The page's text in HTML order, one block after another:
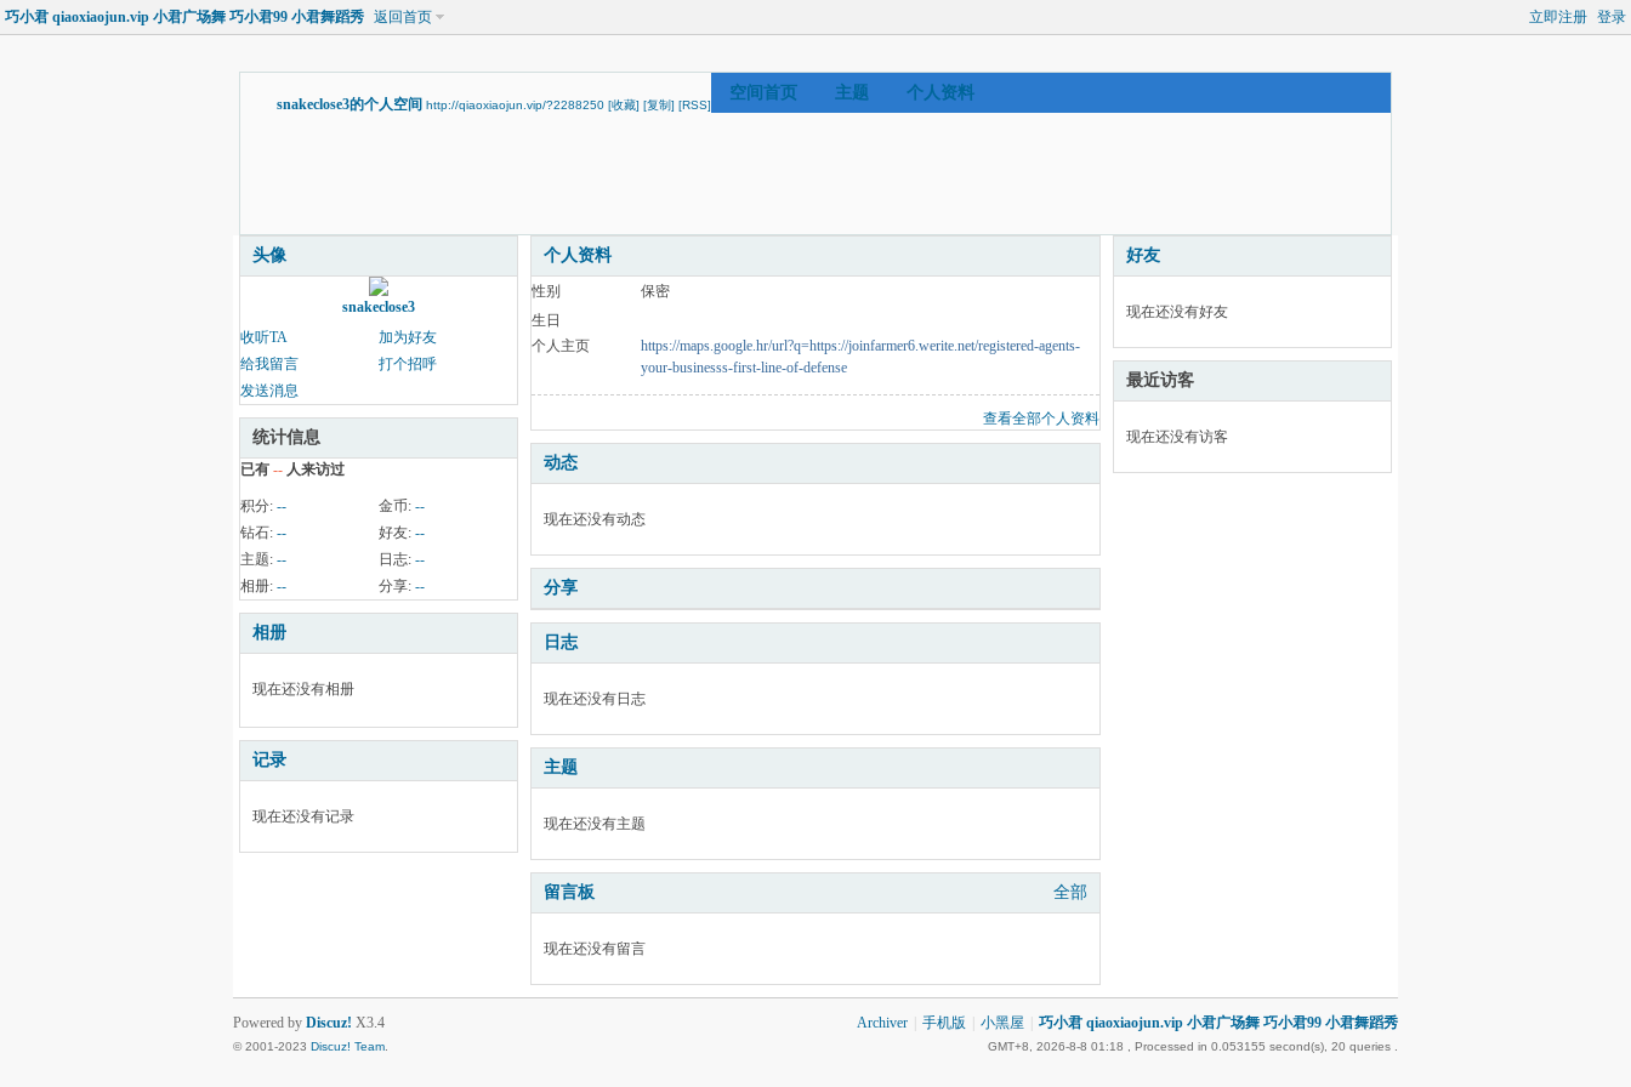
立即注册 登录
巧小君 qiaoxiaojun.vip 小君广场舞 巧小君99 小君舞蹈秀 返回首页
snakeclose3的个人空间 http://qiaoxiaojun.vip/?2288250 [收藏] [复制] [RSS]
空间首页 主题 个人资料
头像
snakeclose3
收听TA
加为好友
给我留言
打个招呼
发送消息
统计信息
已有 -- 人来访过
积分: -- 金币: --
钻石: -- 好友: --
主题: -- 日志: --
相册: -- 分享: --
相册
现在还没有相册
记录
现在还没有记录
个人资料
性别
保密
生日
个人主页
https://maps.google.hr/url?q=https://joinfarmer6.werite.net/registered-agents-
your-businesss-first-line-of-defense
查看全部个人资料
动态
现在还没有动态
分享
日志
现在还没有日志
主题
现在还没有主题
留言板 全部
现在还没有留言
好友
现在还没有好友
最近访客
现在还没有访客
Archiver 手机版 小黑屋 巧小君 qiaoxiaojun.vip 小君广场舞 巧小君99 小君舞蹈秀
GMT+8, 2026-8-8 01:18 , Processed in 0.053155 second(s), 20 queries .
Powered by Discuz! X3.4
© 2001-2023 Discuz! Team